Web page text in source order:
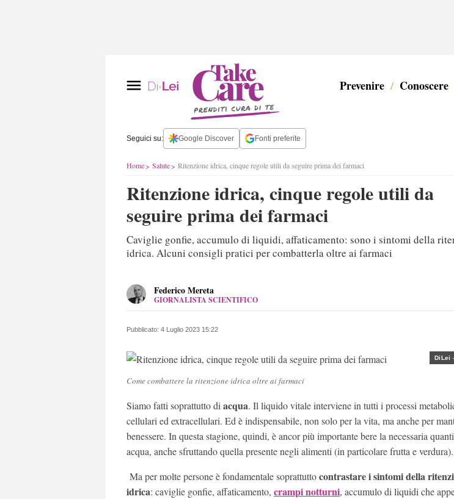
Prevenire Conoscere
Seguici su: Google Discover Fonti preferite
Home Salute Ritenzione idrica, cinque regole utili da seguire prima dei farmaci
Ritenzione idrica, cinque regole utili da
seguire prima dei farmaci
Caviglie gonfie, accumulo di liquidi, affaticamento: sono i sintomi della
idrica. Alcuni consigli pratici per combatterla oltre ai farmaci
Federico Mereta
GIORNALISTA SCIENTIFICO
testate, on e offline.
Pubblicato: 4 Luglio 2023 15:22
DiLei
Come combattere la ritenzione idrica oltre ai farmaci
Siamo fatti soprattutto di acqua. Il liquido vitale interviene in tutti i processi
cellulari ed extracellulari. Ed è indispensabile, non solo per la vita, ma anche per
benessere. In questa stagione, quindi, è ancor più importante bere la necessaria
acqua, anche sfruttando quella presente negli alimenti (in particolare frutta e verdura).
Ma per molte persone è fondamentale soprattuttocontrastare i sintomi della
idrica: caviglie gonfie, affaticamento, crampi notturni, accumulo di liquidi che